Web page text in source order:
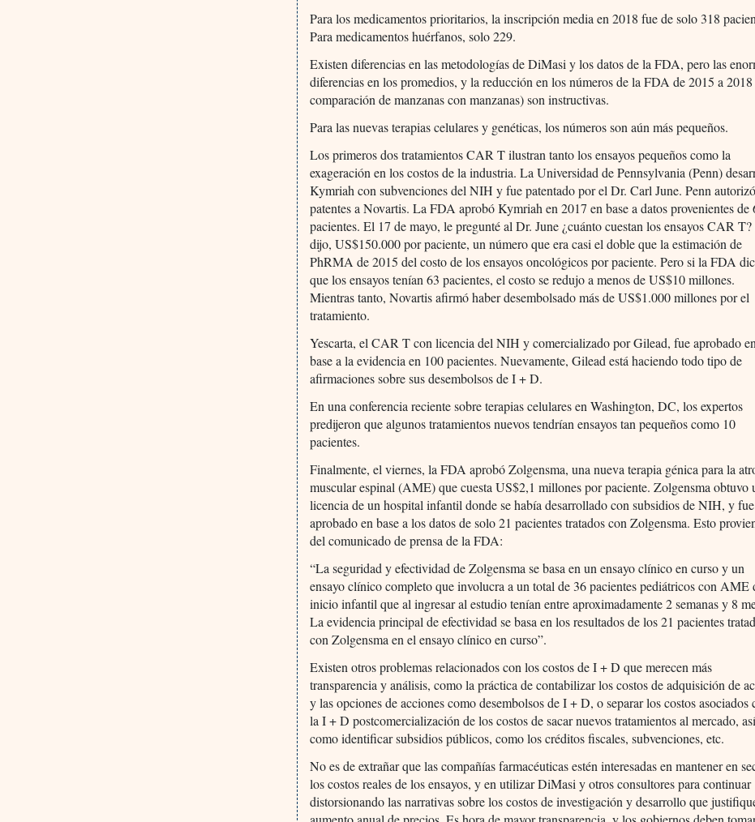
Para los medicamentos prioritarios, la inscripción media en 2018 fue de solo 318
Para medicamentos huérfanos, solo 229.
Existen diferencias en las metodologías de DiMasi y los datos de la FDA, pero las
diferencias en los promedios, y la reducción en los números de la FDA de 2015 a 2018
comparación de manzanas con manzanas) son instructivas.
Para las nuevas terapias celulares y genéticas, los números son aún más pequeños.
Los primeros dos tratamientos CAR T ilustran tanto los ensayos pequeños como la
exageración en los costos de la industria. La Universidad de Pennsylvania (Penn)
Kymriah con subvenciones del NIH y fue patentado por el Dr. Carl June. Penn
patentes a Novartis. La FDA aprobó Kymriah en 2017 en base a datos provenientes de
pacientes. El 17 de mayo, le pregunté al Dr. June ¿cuánto cuestan los ensayos CAR T?
dijo, US$150.000 por paciente, un número que era casi el doble que la estimación de
PhRMA de 2015 del costo de los ensayos oncológicos por paciente. Pero si la FDA
que los ensayos tenían 63 pacientes, el costo se redujo a menos de US$10 millones.
Mientras tanto, Novartis afirmó haber desembolsado más de US$1.000 millones por el
tratamiento.
Yescarta, el CAR T con licencia del NIH y comercializado por Gilead, fue aprobado en
base a la evidencia en 100 pacientes. Nuevamente, Gilead está haciendo todo tipo de
afirmaciones sobre sus desembolsos de I + D.
En una conferencia reciente sobre terapias celulares en Washington, DC, los expertos
predijeron que algunos tratamientos nuevos tendrían ensayos tan pequeños como 10
pacientes.
Finalmente, el viernes, la FDA aprobó Zolgensma, una nueva terapia génica para la
muscular espinal (AME) que cuesta US$2,1 millones por paciente. Zolgensma obtuvo
licencia de un hospital infantil donde se había desarrollado con subsidios de NIH, y fue
aprobado en base a los datos de solo 21 pacientes tratados con Zolgensma. Esto
del comunicado de prensa de la FDA:
“La seguridad y efectividad de Zolgensma se basa en un ensayo clínico en curso y un
ensayo clínico completo que involucra a un total de 36 pacientes pediátricos con AME
inicio infantil que al ingresar al estudio tenían entre aproximadamente 2 semanas y 8
La evidencia principal de efectividad se basa en los resultados de los 21 pacientes
con Zolgensma en el ensayo clínico en curso”.
Existen otros problemas relacionados con los costos de I + D que merecen más
transparencia y análisis, como la práctica de contabilizar los costos de adquisición de
y las opciones de acciones como desembolsos de I + D, o separar los costos asociados
la I + D postcomercialización de los costos de sacar nuevos tratamientos al mercado,
como identificar subsidios públicos, como los créditos fiscales, subvenciones, etc.
No es de extrañar que las compañías farmacéuticas estén interesadas en mantener en
los costos reales de los ensayos, y en utilizar DiMasi y otros consultores para continuar
distorsionando las narrativas sobre los costos de investigación y desarrollo que